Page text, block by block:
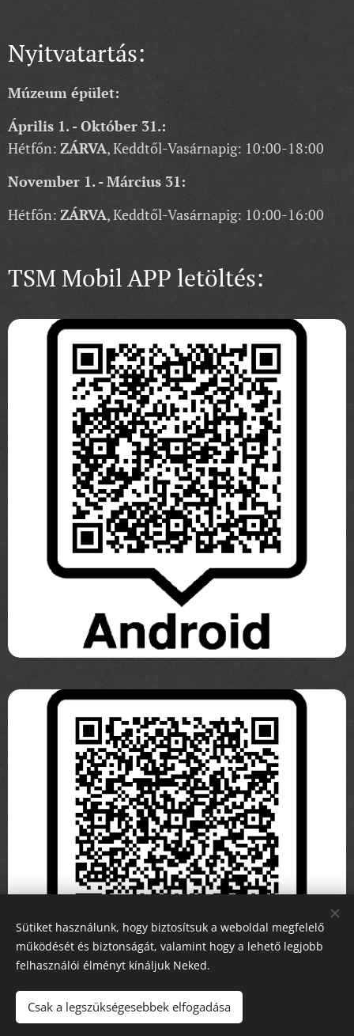
Nyitvatartás:
Múzeum épület:
Április 1. - Október 31.:
Hétfőn: ZÁRVA, Keddtől-Vasárnapig: 10:00-18:00
November 1. - Március 31:
Hétfőn: ZÁRVA, Keddtől-Vasárnapig: 10:00-16:00
TSM Mobil APP letöltés:
Sütiket használunk, hogy biztosítsuk a weboldal megfelelő
működését és biztonságát, valamint hogy a lehető legjobb
felhasználói élményt kínáljuk Neked.
Csak a legszükségesebbek elfogadása